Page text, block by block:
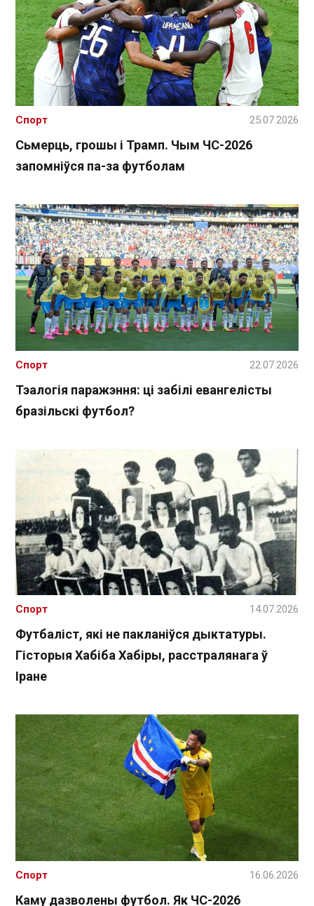
Сьмерць, грошы і Трамп. Чым ЧС-2026
запомніўся па-за футболам
Спорт 25.07.2026
Тэалогія паражэння: ці забілі евангелісты
бразільскі футбол?
Спорт 22.07.2026
Футбаліст, які не пакланіўся дыктатуры.
Гісторыя Хабіба Хабіры, расстралянага ў
Іране
Спорт 14.07.2026
Каму дазволены футбол. Як ЧС-2026
Спорт 16.06.2026